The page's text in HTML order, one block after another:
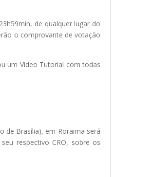
de qualquer lugar do
o comprovante de votação
um Vídeo Tutorial com todas
de Brasília), em Roraima será
respectivo CRO, sobre os